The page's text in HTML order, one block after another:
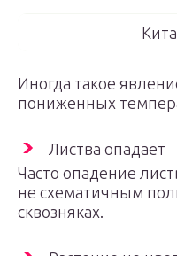
Иногда такое
пониженных
Листва опадает
Часто опадение
не схематичным
сквозняках.